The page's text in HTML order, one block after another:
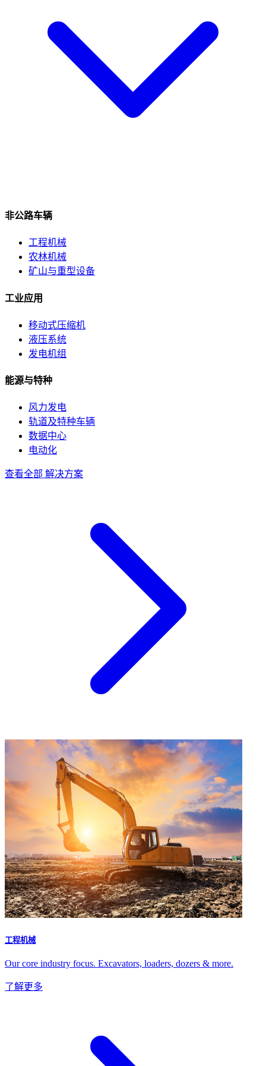
非公路车辆
工程机械
农林机械
矿山与重型设备
工业应用
移动式压缩机
液压系统
发电机组
能源与特种
风力发电
轨道及特种车辆
数据中心
电动化
查看全部 解决方案
工程机械
Our core industry focus. Excavators, loaders, dozers & more.
了解更多